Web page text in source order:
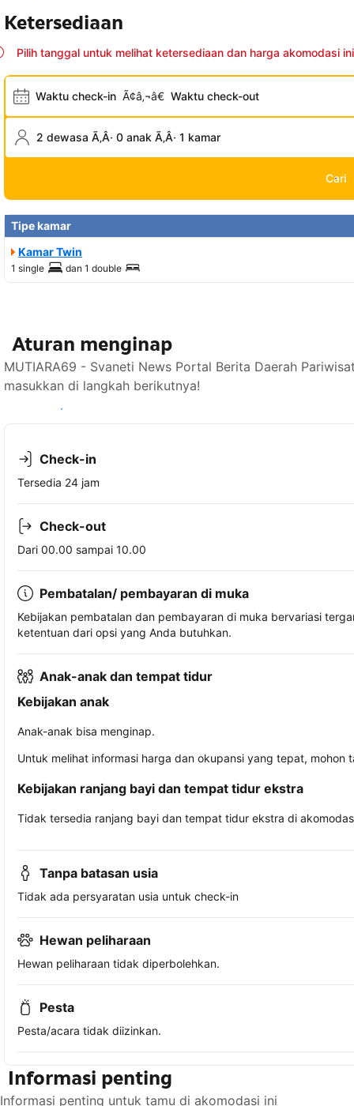
Ketersediaan
Pilih tanggal untuk melihat ketersediaan dan harga akomodasi ini
Waktu check-in Ã¢â‚¬â€ Waktu check-out
2 dewasa Ã‚Â· 0 anak Ã‚Â· 1 kamar
Cari
Tipe kamar
Kamar Twin
1 single dan 1 double
Aturan menginap
MUTIARA69 - Svaneti News Portal Berita Daerah
masukkan di langkah berikutnya!
Lihat ketersediaan
Check-in
Tersedia 24 jam
Check-out
Dari 00.00 sampai 10.00
Pembatalan/ pembayaran di muka
Kebijakan pembatalan dan pembayaran di muka bervariasi
ketentuan dari opsi yang Anda butuhkan.
Anak-anak dan tempat tidur
Kebijakan anak
Anak-anak bisa menginap.
Untuk melihat informasi harga dan okupansi yang tepat,
Kebijakan ranjang bayi dan tempat tidur ekstra
Tidak tersedia ranjang bayi dan tempat tidur ekstra di
Tanpa batasan usia
Tidak ada persyaratan usia untuk check-in
Hewan peliharaan
Hewan peliharaan tidak diperbolehkan.
Pesta
Pesta/acara tidak diizinkan.
Informasi penting
Informasi penting untuk tamu di akomodasi ini